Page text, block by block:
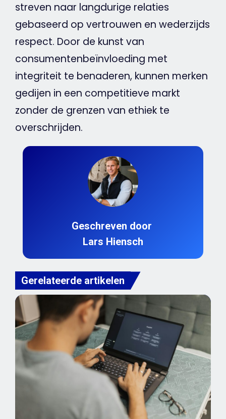
streven naar langdurige relaties
gebaseerd op vertrouwen en wederzijds
respect. Door de kunst van
consumentenbeïnvloeding met
integriteit te benaderen, kunnen merken
gedijen in een competitieve markt
zonder de grenzen van ethiek te
overschrijden.
Geschreven door
Lars Hiensch
Gerelateerde artikelen